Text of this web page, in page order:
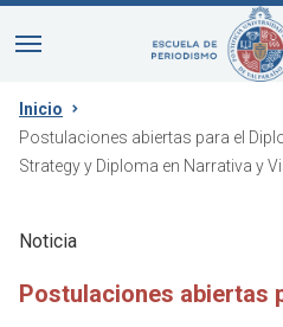
Inicio
Postulaciones abiertas para el
Strategy y Diploma en Narrativa y
Noticia
Postulaciones abiertas